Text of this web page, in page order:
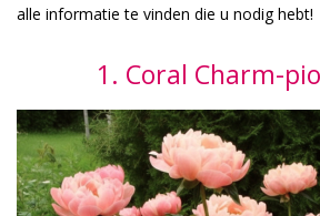
alle informatie te vinden die u nodig hebt!
1. Coral Charm-